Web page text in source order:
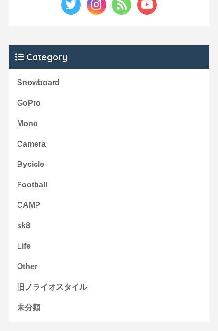
Category
Snowboard
GoPro
Mono
Camera
Bycicle
Football
CAMP
sk8
Life
Other
旧ノライオスタイル
未分類